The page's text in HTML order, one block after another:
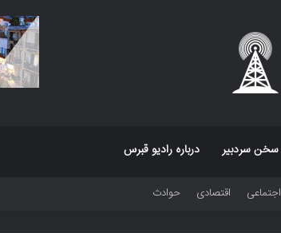
سخن سردبیر درباره رادیو قبرس
اجتماعی اقتصادی حوادث